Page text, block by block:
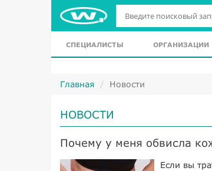
СПЕЦИАЛИСТЫ ОРГАНИЗАЦИИ
Главная Новости
НОВОСТИ
Почему у меня обвисла
Если вы